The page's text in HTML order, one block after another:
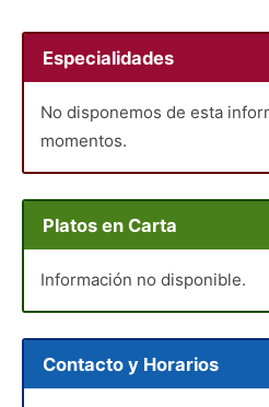
Especialidades
No disponemos de esta
momentos.
Platos en Carta
Información no disponible.
Contacto y Horarios